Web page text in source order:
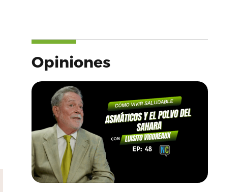
Opiniones